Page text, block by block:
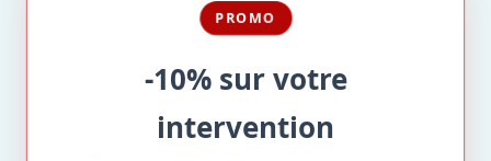
PROMO
-10% sur votre
intervention